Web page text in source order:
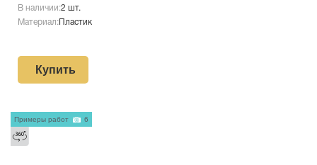
В наличии:2 шт.
Материал: Пластик
Купить
Примеры работ 6